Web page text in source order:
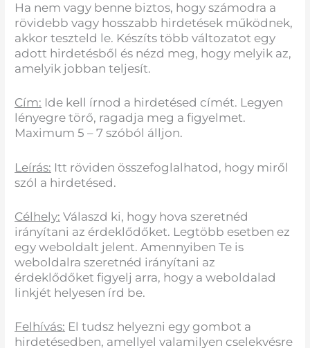
Ha nem vagy benne biztos, hogy számodra a
rövidebb vagy hosszabb hirdetések működnek,
akkor teszteld le. Készíts több változatot egy
adott hirdetésből és nézd meg, hogy melyik az,
amelyik jobban teljesít.
Cím: Ide kell írnod a hirdetésed címét. Legyen
lényegre törő, ragadja meg a figyelmet.
Maximum 5 – 7 szóból álljon.
Leírás: Itt röviden összefoglalhatod, hogy miről
szól a hirdetésed.
Célhely: Válaszd ki, hogy hova szeretnéd
irányítani az érdeklődőket. Legtöbb esetben ez
egy weboldalt jelent. Amennyiben Te is
weboldalra szeretnéd irányítani az
érdeklődőket figyelj arra, hogy a weboldalad
linkjét helyesen írd be.
Felhívás: El tudsz helyezni egy gombot a
hirdetésedben, amellyel valamilyen cselekvésre